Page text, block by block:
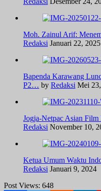
Moh. Zainul Arif:
Redaksi Januari 22, 2025
Bapenda Karawang
P2… by Redaksi Mei
Jogja-Netpac Asian
Redaksi November 10,
Ketua Umum Waktu
Redaksi Januari 9, 2024
Post Views: 648